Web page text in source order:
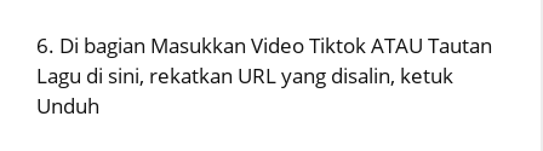
6. Di bagian Masukkan Video Tiktok ATAU Tautan
Lagu di sini, rekatkan URL yang disalin, ketuk
Unduh